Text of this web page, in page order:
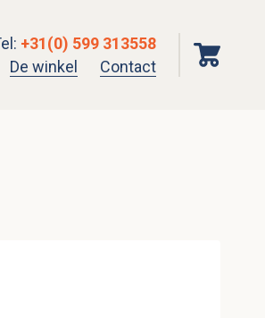
: +31(0) 599 313558
De winkel
Contact